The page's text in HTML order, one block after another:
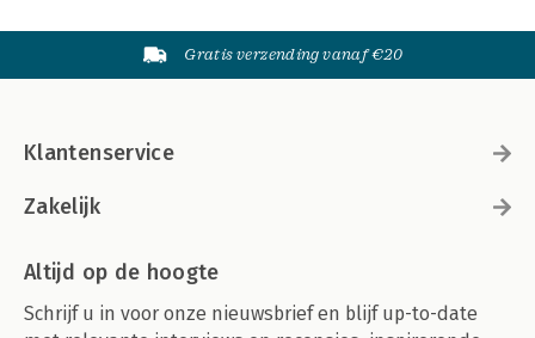
Gratis verzending vanaf €20
Klantenservice
Zakelijk
Altijd op de hoogte
Schrijf u in voor onze nieuwsbrief en blijf up-to-date